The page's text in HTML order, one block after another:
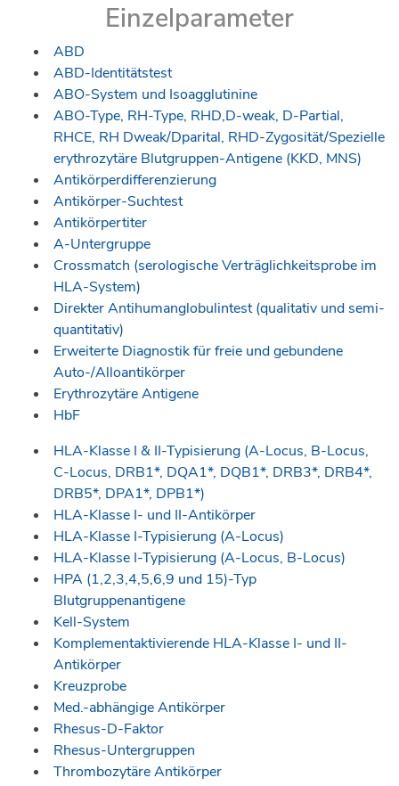
HLA*
HLA–Typisierung*
HLA B27
Klasse I
Klasse II
Sonderanforderungen
* nur nach Rücksprache
Einzelparameter
ABD
ABD-Identitätstest
ABO-System und Isoagglutinine
ABO-Type, RH-Type, RHD,D-weak, D-Partial,
RHCE, RH Dweak/Dparital, RHD-Zygosität/Spezielle
erythrozytäre Blutgruppen-Antigene (KKD, MNS)
Antikörperdifferenzierung
Antikörper-Suchtest
Antikörpertiter
A-Untergruppe
Crossmatch (serologische Verträglichkeitsprobe im
HLA-System)
Direkter Antihumanglobulintest (qualitativ und semi-
quantitativ)
Erweiterte Diagnostik für freie und gebundene
Auto-/Alloantikörper
Erythrozytäre Antigene
HbF
HLA-Klasse I & II-Typisierung (A-Locus, B-Locus,
C-Locus, DRB1*, DQA1*, DQB1*, DRB3*, DRB4*,
DRB5*, DPA1*, DPB1*)
HLA-Klasse I- und II-Antikörper
HLA-Klasse I-Typisierung (A-Locus)
HLA-Klasse I-Typisierung (A-Locus, B-Locus)
HPA (1,2,3,4,5,6,9 und 15)-Typ
Blutgruppenantigene
Kell-System
Komplementaktivierende HLA-Klasse I- und II-
Antikörper
Kreuzprobe
Med.-abhängige Antikörper
Rhesus-D-Faktor
Rhesus-Untergruppen
Thrombozytäre Antikörper